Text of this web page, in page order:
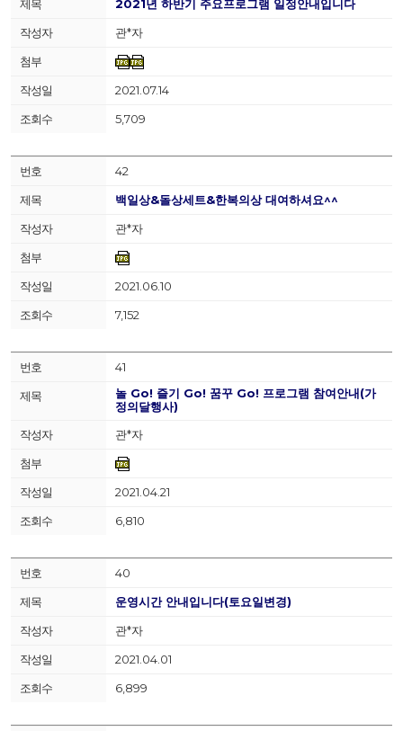
2021년 하반기 주요프로그램 일정안내입니다
관*자
2021.07.14
5,709
42
백일상&돌상세트&한복의상 대여하셔요^^
관*자
2021.06.10
7,152
41
놀 Go! 즐기 Go! 꿈꾸 Go! 프로그램 참여안내(가
정의달행사)
관*자
2021.04.21
6,810
40
운영시간 안내입니다(토요일변경)
관*자
2021.04.01
6,899